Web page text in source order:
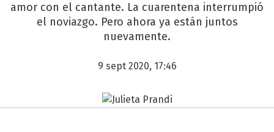
amor con el cantante. La cuarentena interrumpió
el noviazgo. Pero ahora ya están juntos
nuevamente.
9 sept 2020, 17:46